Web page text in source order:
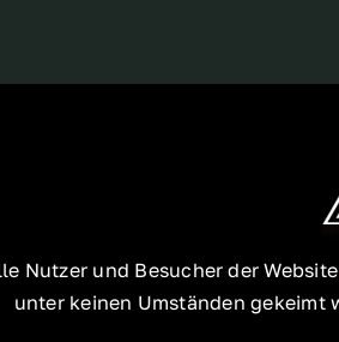
Nutzer und Besucher der
unter keinen Umständen gekeimt